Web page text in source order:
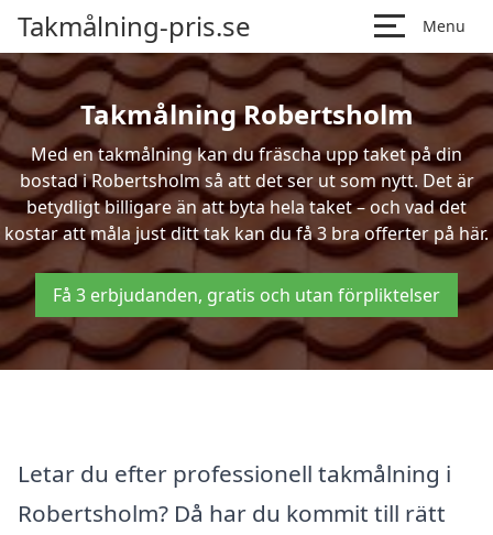
Takmålning-pris.se Menu
Takmålning Robertsholm
Med en takmålning kan du fräscha upp taket på din
bostad i Robertsholm så att det ser ut som nytt. Det är
betydligt billigare än att byta hela taket – och vad det
kostar att måla just ditt tak kan du få 3 bra offerter på här.
Få 3 erbjudanden, gratis och utan förpliktelser
Letar du efter professionell takmålning i
Robertsholm? Då har du kommit till rätt